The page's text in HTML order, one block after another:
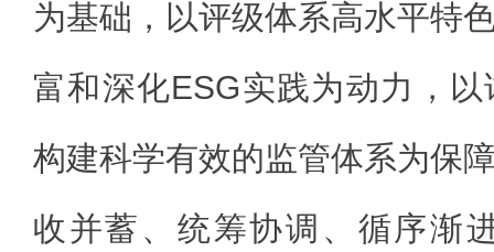
为基础，以评级体系高水平特
富和深化ESG实践为动力，
构建科学有效的监管体系为保
收并蓄、统筹协调、循序渐